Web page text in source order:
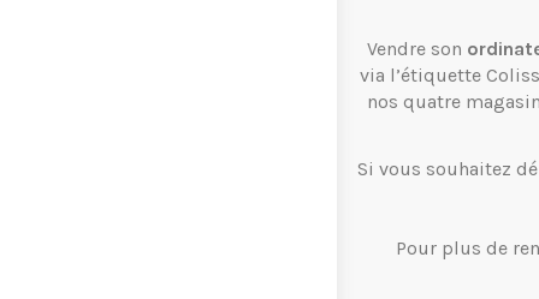
Vendre son
via l’étiquette
nos quatre
Si vous souhaitez
Pour plus de